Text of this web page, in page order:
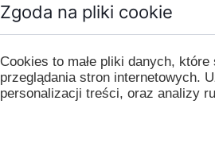
GRUDZIEŃ 2019
LISTOPAD 2019
WRZESIEŃ 2019
Zgoda na pliki cookie
Cookies to małe pliki danych,
przeglądania stron internetowych.
personalizacji treści, oraz analizy